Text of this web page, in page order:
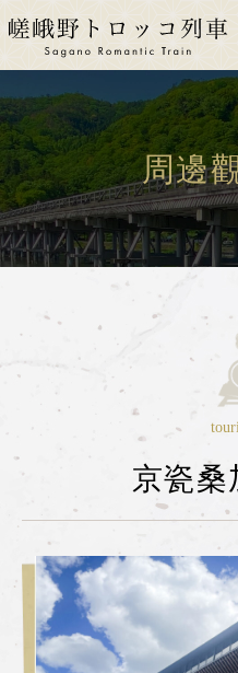
ride a Sagano Romantic Train
搭乘遊覽小火車
行駛日
時刻表
身體障礙人士（無障礙
關於嵯峨野遊覽小火車
什麼是嵯峨野遊覽小火車
各季節的享受方式
旅遊介紹
常見問題
周邊
京瓷桑